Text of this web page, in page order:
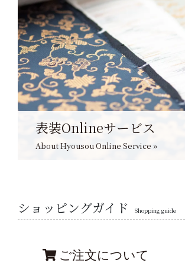
表装Onlineサービス
About Hyousou Online Service »
ショッピングガイド Shopping guide
ご注文について